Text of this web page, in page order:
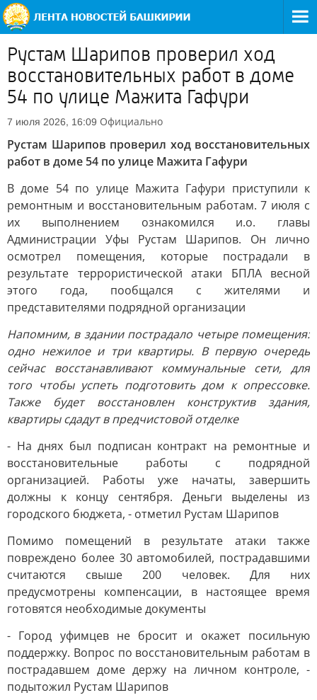
Рустам Шарипов проверил ход
восстановительных работ в доме
54 по улице Мажита Гафури
7 июля 2026, 16:09 Официально
Рустам Шарипов проверил ход восстановительных
работ в доме 54 по улице Мажита Гафури
В доме 54 по улице Мажита Гафури приступили к
ремонтным и восстановительным работам. 7 июля с
их выполнением ознакомился и.о. главы
Администрации Уфы Рустам Шарипов. Он лично
осмотрел помещения, которые пострадали в
результате террористической атаки БПЛА весной
этого года, пообщался с жителями и
представителями подрядной организации
Напомним, в здании пострадало четыре помещения:
одно нежилое и три квартиры. В первую очередь
сейчас восстанавливают коммунальные сети, для
того чтобы успеть подготовить дом к опрессовке.
Также будет восстановлен конструктив здания,
квартиры сдадут в предчистовой отделке
- На днях был подписан контракт на ремонтные и
восстановительные работы с подрядной
организацией. Работы уже начаты, завершить
должны к концу сентября. Деньги выделены из
городского бюджета, - отметил Рустам Шарипов
Помимо помещений в результате атаки также
повреждено более 30 автомобилей, пострадавшими
считаются свыше 200 человек. Для них
предусмотрены компенсации, в настоящее время
готовятся необходимые документы
- Город уфимцев не бросит и окажет посильную
поддержку. Вопрос по восстановительным работам в
пострадавшем доме держу на личном контроле, -
подытожил Рустам Шарипов